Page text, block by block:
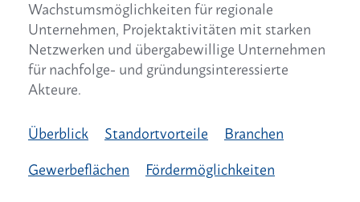
Wachstumsmöglichkeiten für regionale
Unternehmen, Projektaktivitäten mit starken
Netzwerken und übergabewillige Unternehmen
für nachfolge- und gründungsinteressierte
Akteure.
Überblick Standortvorteile Branchen
Gewerbeflächen Fördermöglichkeiten